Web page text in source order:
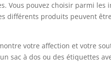
Vous pouvez choisir parmi les
différents produits peuvent
votre affection et votre
sac à dos ou des étiquettes